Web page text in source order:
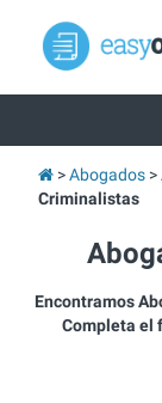
Abogados
Criminalistas
Encontramos
Completa el